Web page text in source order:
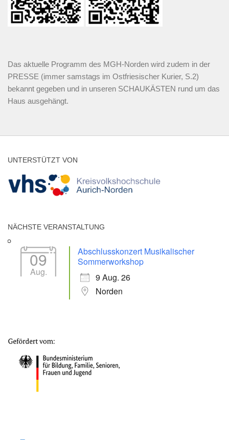
Das aktuelle Programm des MGH-Norden wird zudem in der
PRESSE (immer samstags im Ostfriesischer Kurier, S.2)
bekannt gegeben und in unseren SCHAUKÄSTEN rund um das
Haus ausgehängt.
UNTERSTÜTZT VON
NÄCHSTE VERANSTALTUNG
09
Aug.
Abschlusskonzert Musikalischer
Sommerworkshop
9 Aug. 26
Norden